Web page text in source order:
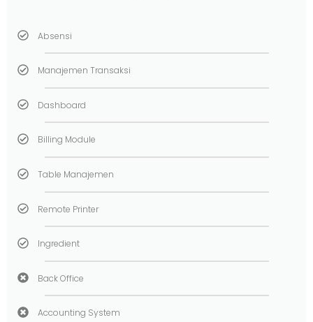
Absensi
Manajemen Transaksi
Dashboard
Billing Module
Table Manajemen
Remote Printer
Ingredient
Back Office
Accounting System